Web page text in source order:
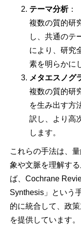
テーマ分析：
複数の質的研
し、共通のテ
により、研究
素を明らかに
メタエスノグ
複数の質的研
を生み出す方
訳し、より高
します。
これらの手法は、
象や文脈を理解す
ば、Cochrane
Synthesis」という
的に統合して、政
を提供しています。